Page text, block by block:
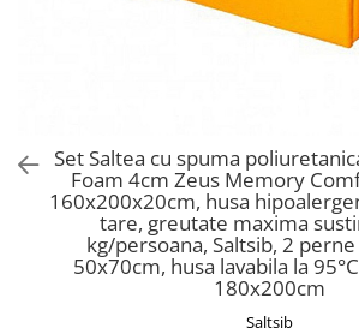
Saltele Memory Pocket
Saltele cu plasa arcuri
Saltele cu spuma
Saltele cu spuma
Saltele cu spuma poliuretanica
Scaune pentru living
Seturi comode living si vitrine
Mobila living
Comode living
Scaune birou copii
Scaune resigilate
Scaune gradinita
Scaune conferinta
Scaune terasa si outdoor
Set Saltea cu spuma
Foam 4cm Zeus Memory
160x200x20cm, husa
tare, greutate maxima
kg/persoana, Saltsib, 2
50x70cm, husa lavabila la
180x200cm
Saltsib